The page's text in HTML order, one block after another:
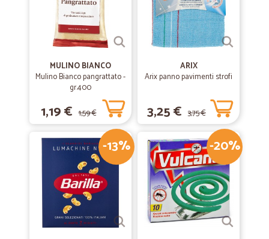
MULINO BIANCO
Mulino Bianco pangrattato -
gr.400
1,19 € 1,59 €
ARIX
Arix panno pavimenti strofi
3,25 € 3,75 €
-13% -20%